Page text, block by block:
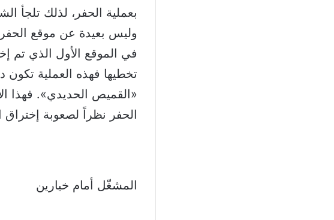
بعملية الحفر، لذلك تلجأ
في الموقع الأول الذي تم
تخطيها فهذه العملية
«القميص الحديدي». فهذا
الحفر نظراً لصعوبة
المشغّل أمام خيارين